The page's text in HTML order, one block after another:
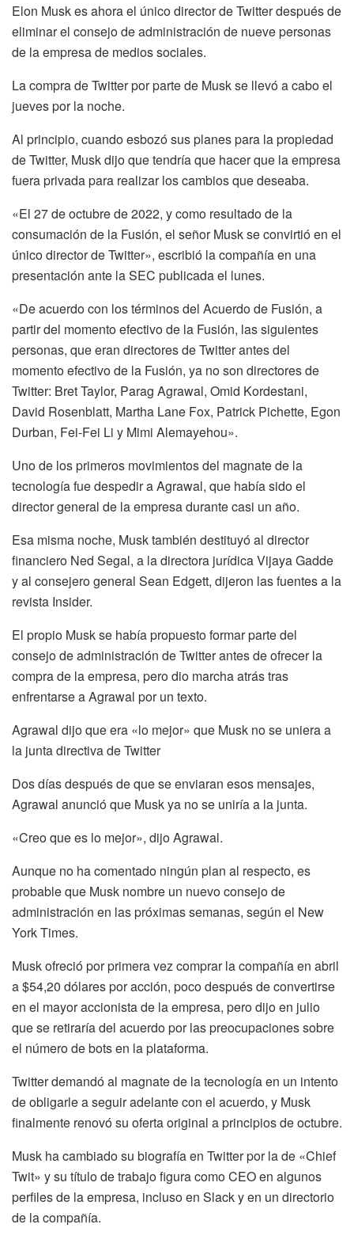
Elon Musk es ahora el único director de Twitter después de
eliminar el consejo de administración de nueve personas
de la empresa de medios sociales.
La compra de Twitter por parte de Musk se llevó a cabo el
jueves por la noche.
Al principio, cuando esbozó sus planes para la propiedad
de Twitter, Musk dijo que tendría que hacer que la empresa
fuera privada para realizar los cambios que deseaba.
«El 27 de octubre de 2022, y como resultado de la
consumación de la Fusión, el señor Musk se convirtió en el
único director de Twitter», escribió la compañía en una
presentación ante la SEC publicada el lunes.
«De acuerdo con los términos del Acuerdo de Fusión, a
partir del momento efectivo de la Fusión, las siguientes
personas, que eran directores de Twitter antes del
momento efectivo de la Fusión, ya no son directores de
Twitter: Bret Taylor, Parag Agrawal, Omid Kordestani,
David Rosenblatt, Martha Lane Fox, Patrick Pichette, Egon
Durban, Fei-Fei Li y Mimi Alemayehou».
Uno de los primeros movimientos del magnate de la
tecnología fue despedir a Agrawal, que había sido el
director general de la empresa durante casi un año.
Esa misma noche, Musk también destituyó al director
financiero Ned Segal, a la directora jurídica Vijaya Gadde
y al consejero general Sean Edgett, dijeron las fuentes a la
revista Insider.
El propio Musk se había propuesto formar parte del
consejo de administración de Twitter antes de ofrecer la
compra de la empresa, pero dio marcha atrás tras
enfrentarse a Agrawal por un texto.
Agrawal dijo que era «lo mejor» que Musk no se uniera a
la junta directiva de Twitter
Dos días después de que se enviaran esos mensajes,
Agrawal anunció que Musk ya no se uniría a la junta.
«Creo que es lo mejor», dijo Agrawal.
Aunque no ha comentado ningún plan al respecto, es
probable que Musk nombre un nuevo consejo de
administración en las próximas semanas, según el New
York Times.
Musk ofreció por primera vez comprar la compañía en abril
a $54,20 dólares por acción, poco después de convertirse
en el mayor accionista de la empresa, pero dijo en julio
que se retiraría del acuerdo por las preocupaciones sobre
el número de bots en la plataforma.
Twitter demandó al magnate de la tecnología en un intento
de obligarle a seguir adelante con el acuerdo, y Musk
finalmente renovó su oferta original a principios de octubre.
Musk ha cambiado su biografía en Twitter por la de «Chief
Twit» y su título de trabajo figura como CEO en algunos
perfiles de la empresa, incluso en Slack y en un directorio
de la compañía.